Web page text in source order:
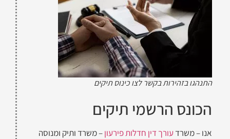
התנהגו בזהירות בקשר לצו כינוס תיקים
הכונס הרשמי תיקים
אנו – משרד עורך דין חדלות פירעון– משרד ותיק ומנוסה